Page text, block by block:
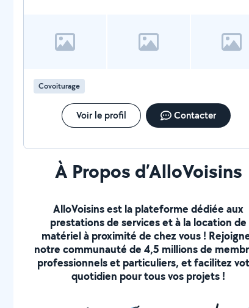
Covoiturage
Voir le profil Contacter
À Propos d’AlloVoisins
AlloVoisins est la plateforme dédiée aux
prestations de services et à la location de
matériel à proximité de chez vous !
notre communauté de 4,5 millions de
professionnels et particuliers, et facilitez
quotidien pour tous vos projets !